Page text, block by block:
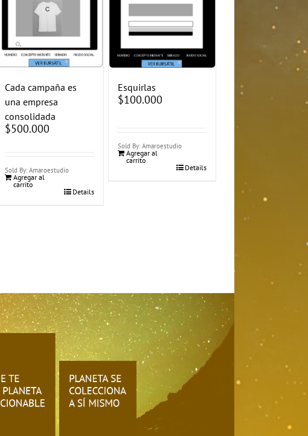
Cada campaña es
una empresa
consolidada
$500.000
Sold By: Amaroestudio
Agregar al
carrito
Details
Esquirlas
$100.000
Sold By: Amaroestudio
Agregar al
carrito
Details